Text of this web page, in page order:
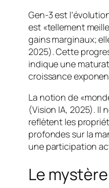
Gen-3 est
est «tellement
gains marginaux;
2025). Cette
indique une
croissance
La notion de
(Vision IA, 2025). Il
reflètent les
profondes sur la
une participation
Le